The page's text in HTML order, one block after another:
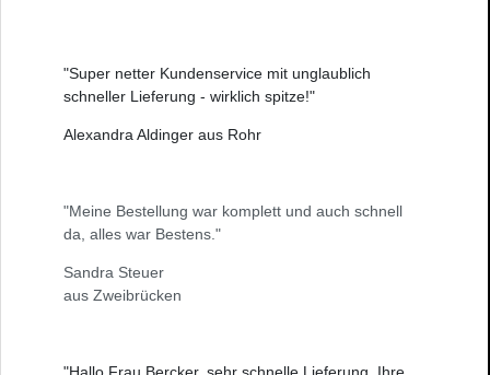
"Super netter Kundenservice mit unglaublich
schneller Lieferung - wirklich spitze!"
Alexandra Aldinger aus Rohr
"Meine Bestellung war komplett und auch schnell
da, alles war Bestens."
Sandra Steuer
aus Zweibrücken
"Hallo Frau Bercker, sehr schnelle Lieferung, Ihre